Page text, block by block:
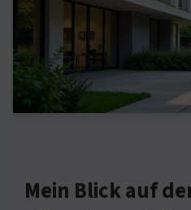
Mein Blick auf